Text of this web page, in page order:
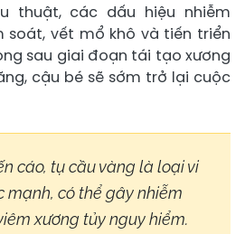
thuật, các dấu hiệu nhiễm
soát, vết mổ khô và tiến triển
sau giai đoạn tái tạo xương
cậu bé sẽ sớm trở lại cuộc
cáo, tụ cầu vàng là loại vi
mạnh, có thể gây nhiễm
xương tủy nguy hiểm.